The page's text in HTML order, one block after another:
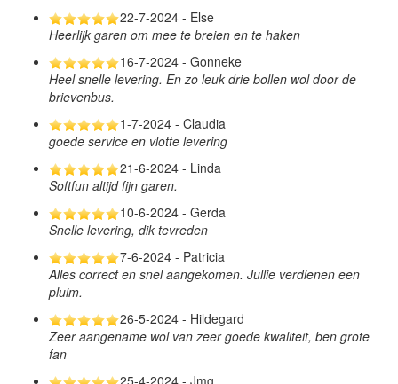
22-7-2024 - Else
Heerlijk garen om mee te breien en te haken
16-7-2024 - Gonneke
Heel snelle levering. En zo leuk drie bollen wol door de
brievenbus.
1-7-2024 - Claudia
goede service en vlotte levering
21-6-2024 - Linda
Softfun altijd fijn garen.
10-6-2024 - Gerda
Snelle levering, dik tevreden
7-6-2024 - Patricia
Alles correct en snel aangekomen. Jullie verdienen een
pluim.
26-5-2024 - Hildegard
Zeer aangename wol van zeer goede kwaliteit, ben grote
fan
25-4-2024 - Jmg